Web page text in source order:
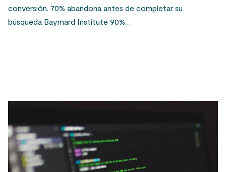
conversión. 70% abandona antes de completar su
búsqueda Baymard Institute 90%…